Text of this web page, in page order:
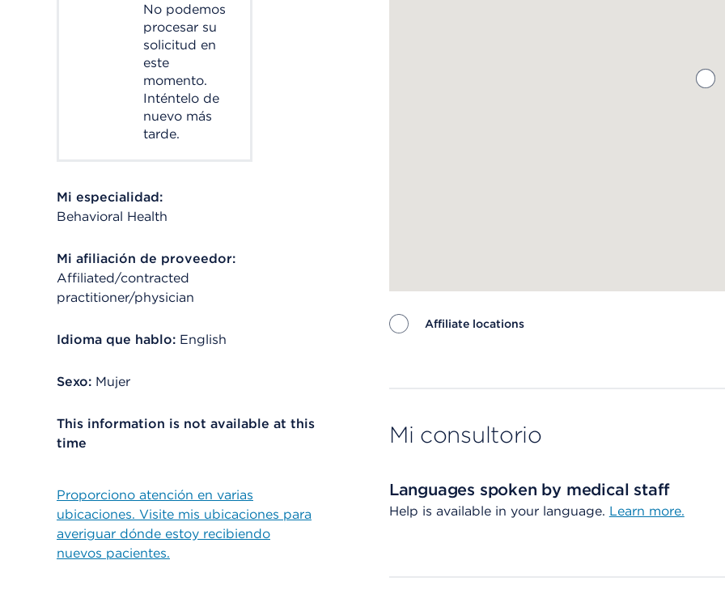
No podemos
procesar su
solicitud en
este
momento.
Inténtelo de
nuevo más
tarde.
Mi especialidad:
Behavioral Health
Mi afiliación de proveedor:
Affiliated/contracted
practitioner/physician
Idioma que hablo: English
Sexo: Mujer
This information is not available at this
time
Proporciono atención en varias
ubicaciones. Visite mis ubicaciones para
averiguar dónde estoy recibiendo
nuevos pacientes.
Affiliate locations
Mi consultorio
Languages spoken by medical staff
Help is available in your language. Learn more.